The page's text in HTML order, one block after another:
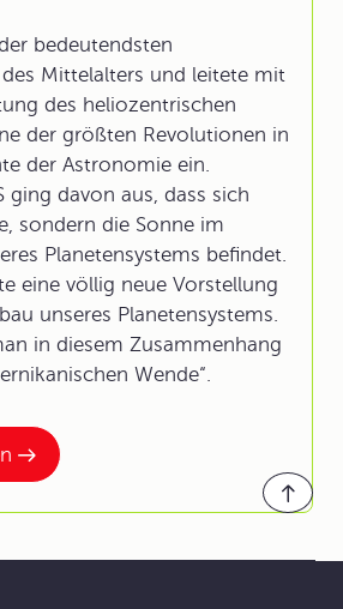
bedeutendsten
Mittelalters und leitete mit
des heliozentrischen
der größten Revolutionen in
der Astronomie ein.
ging davon aus, dass sich
sondern die Sonne im
Planetensystems befindet.
eine völlig neue Vorstellung
unseres Planetensystems.
in diesem Zusammenhang
Wende“.